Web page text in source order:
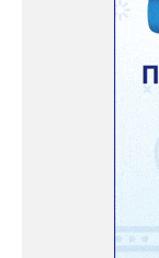
никакие работы
проводиться не
воды!», - пишет
пунктуация
пользователя
сейчас МУП
посёлке и
местности. «К
выявляются или
малого диаметра,
такие вводы не
либо проходят в
строительства.